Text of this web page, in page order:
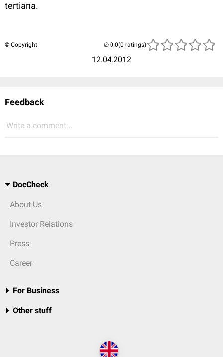
tertiana.
© Copyright
12.04.2012
(0 ratings)
Feedback
Write a comment...
DocCheck
About Us
Investor Relations
Press
Career
For Business
Other stuff